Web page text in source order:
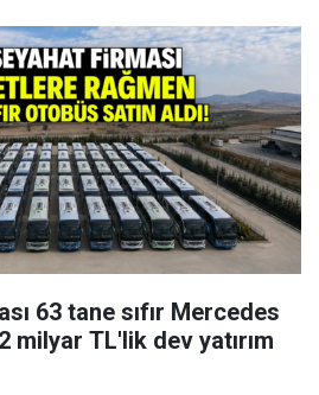
63 tane sıfır Mercedes
milyar TL'lik dev yatırım